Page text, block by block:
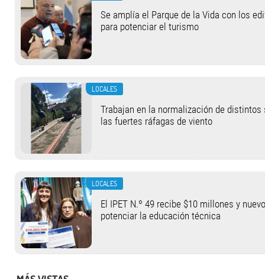
Se amplía el Parque de la Vida con los
para potenciar el turismo
LOCALES
Trabajan en la normalización de
las fuertes ráfagas de viento
LOCALES
El IPET N.º 49 recibe $10 millones y
potenciar la educación técnica